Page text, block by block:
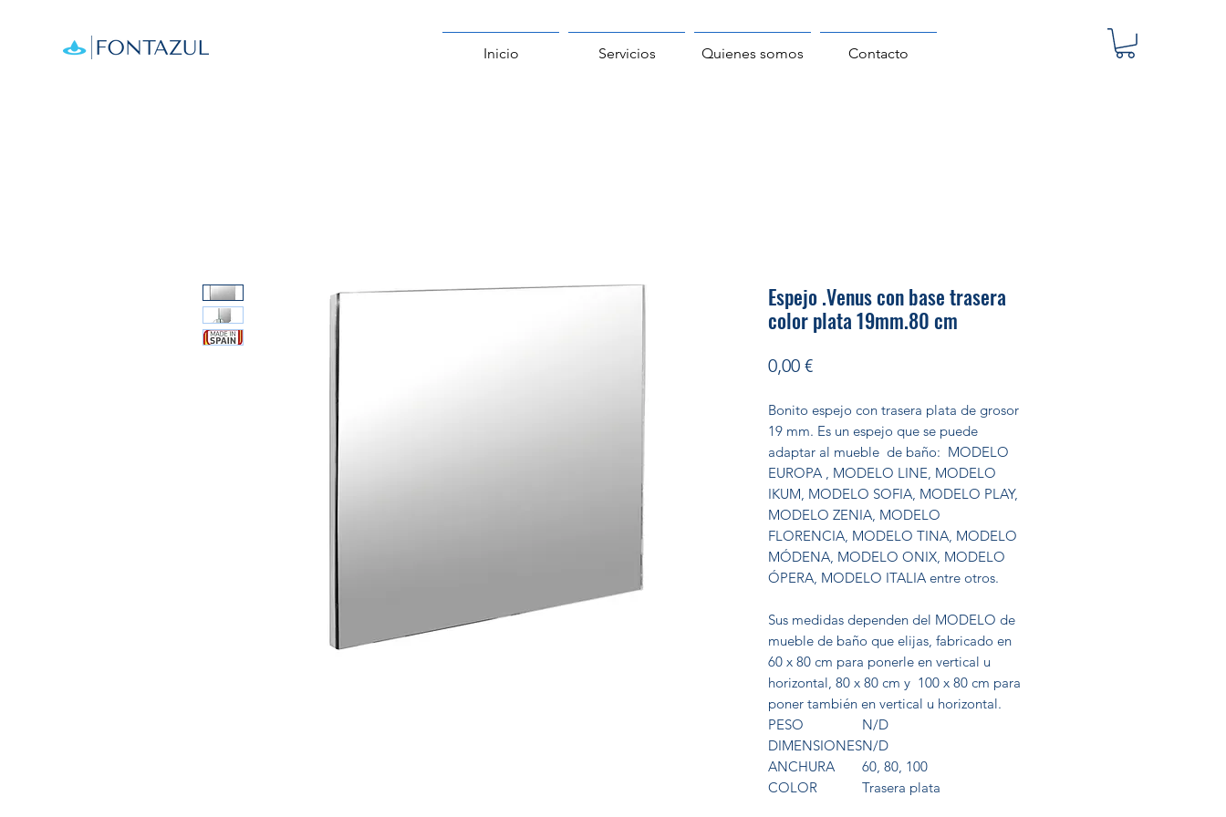
Inicio Servicios Quienes somos Contacto
Espejo .Venus con base trasera
color plata 19mm.80 cm
0,00 €Precio
Bonito espejo con trasera plata de grosor
19 mm. Es un espejo que se puede
adaptar al mueble de baño: MODELO
EUROPA , MODELO LINE, MODELO
IKUM, MODELO SOFIA, MODELO PLAY,
MODELO ZENIA, MODELO
FLORENCIA, MODELO TINA, MODELO
MÓDENA, MODELO ONIX, MODELO
ÓPERA, MODELO ITALIA entre otros.
Sus medidas dependen del MODELO de
mueble de baño que elijas, fabricado en
60 x 80 cm para ponerle en vertical u
horizontal, 80 x 80 cm y 100 x 80 cm para
poner también en vertical u horizontal.
PESO
N/D
DIMENSIONESN/D
ANCHURA
60, 80, 100
COLOR
Trasera plata